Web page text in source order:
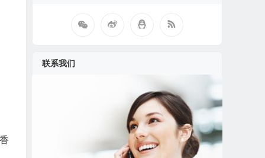
联系我们